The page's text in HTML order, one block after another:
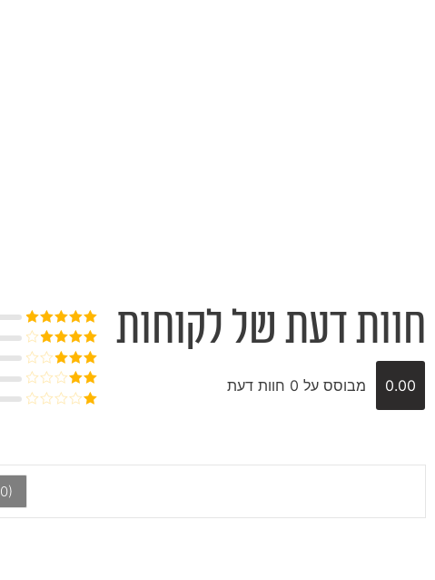
חוות דעת של לקוחות
0.00 מבוסס על 0 חוות דעת
דורג5מתוך
דורג4
מתוך 5
דורג3
דורג
0)